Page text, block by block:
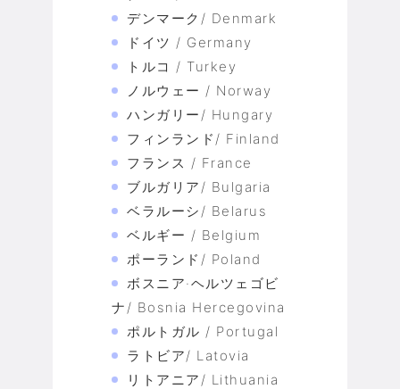
デンマーク/ Denmark
ドイツ / Germany
トルコ / Turkey
ノルウェー / Norway
ハンガリー/ Hungary
フィンランド/ Finland
フランス / France
ブルガリア/ Bulgaria
ベラルーシ/ Belarus
ベルギー / Belgium
ポーランド/ Poland
ボスニア·ヘルツェゴビ
ナ/ Bosnia Hercegovina
ポルトガル / Portugal
ラトビア/ Latovia
リトアニア/ Lithuania